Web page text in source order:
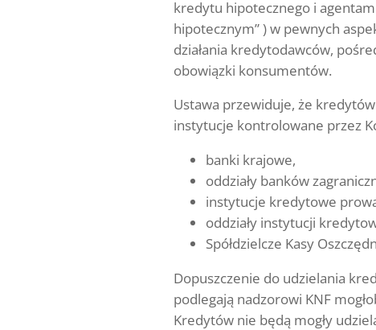
kredytu hipotecznego i
hipotecznym” ) w pewnych
działania kredytodawców,
obowiązki konsumentów.
Ustawa przewiduje, że
instytucje kontrolowane przez
banki krajowe,
oddziały banków
instytucje kredytowe
oddziały instytucji
Spółdzielcze Kasy
Dopuszczenie do udzielania
podlegają nadzorowi KNF
Kredytów nie będą mogły